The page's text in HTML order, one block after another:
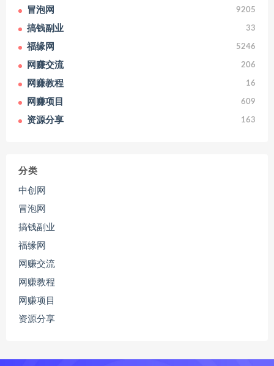
冒泡网 9205
搞钱副业 33
福缘网 5246
网赚交流 206
网赚教程 16
网赚项目 609
资源分享 163
分类
中创网
冒泡网
搞钱副业
福缘网
网赚交流
网赚教程
网赚项目
资源分享